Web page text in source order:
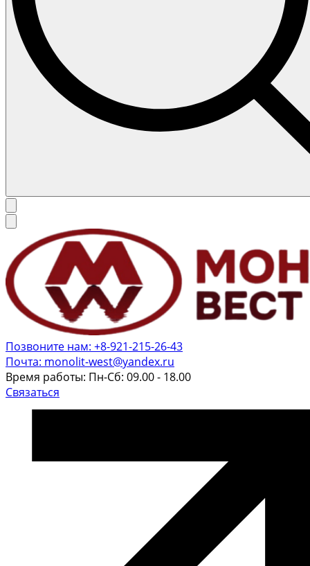
Позвоните нам: +8-921-215-26-43
Почта: monolit-west@yandex.ru
Время работы: Пн-Сб: 09.00 - 18.00
Связаться